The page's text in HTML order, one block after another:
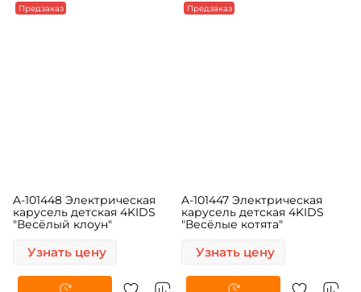
A-101448 Электрическая
карусель детская 4KIDS
A-101447 Электрическая
карусель детская 4KIDS